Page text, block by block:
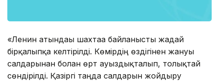
«Ленин атындағы шахтаға байланысты жағдай
бірқалыпқа келтірілді. Көмірдің өздігінен жануы
салдарынан болған өрт ауыздықталып, толықтай
сөндірілді. Қазіргі таңда салдарын жойдыру